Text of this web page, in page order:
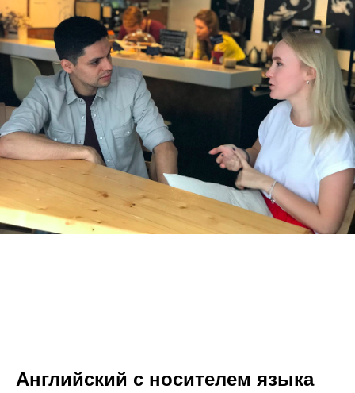
Английский с носителем языка